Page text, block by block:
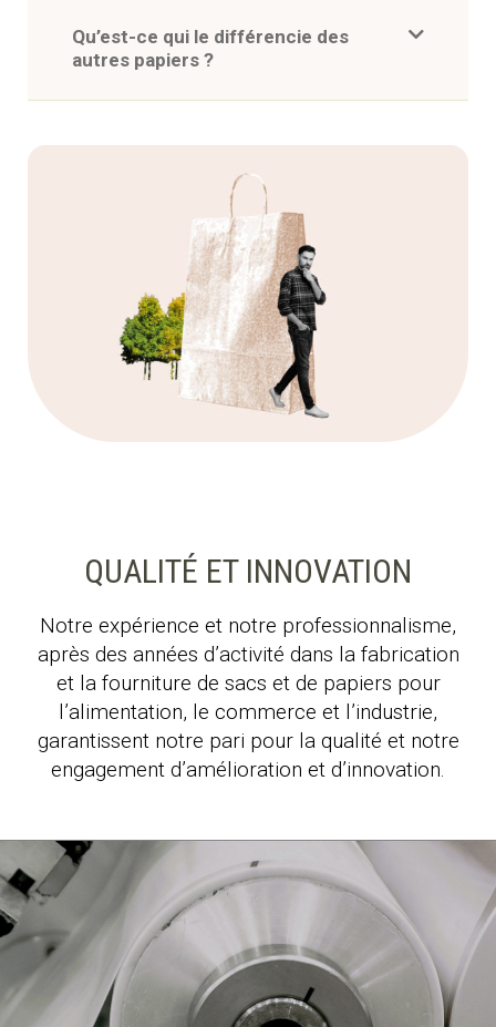
Qu’est-ce qui le différencie des
autres papiers ?
QUALITÉ ET INNOVATION
Notre expérience et notre professionnalisme,
après des années d’activité dans la fabrication
et la fourniture de sacs et de papiers pour
l’alimentation, le commerce et l’industrie,
garantissent notre pari pour la qualité et notre
engagement d’amélioration et d’innovation.